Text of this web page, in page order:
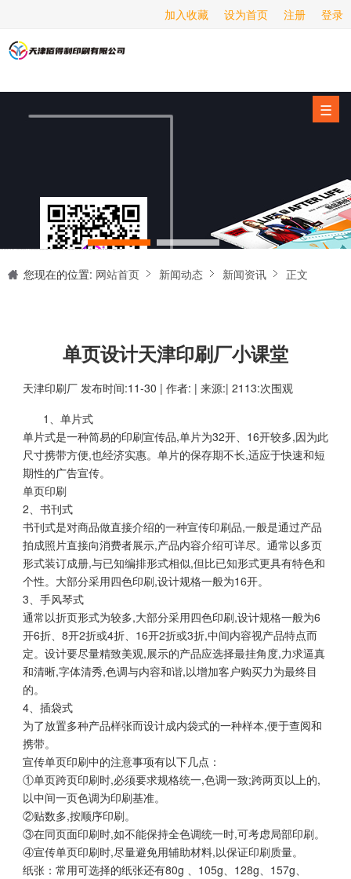
登录
注册
设为首页
加入收藏
☰
海报印刷
服务项目
新闻动态
关于我们
联系我们
您现在的位置: 网站首页 新闻动态 新闻资讯 正文
单页设计天津印刷厂小课堂
天津印刷厂 发布时间:11-30 | 作者: | 来源:| 2113:次围观
1、单片式
单片式是一种简易的印刷宣传品,单片为32开、16开较多,因为此
尺寸携带方便,也经济实惠。单片的保存期不长,适应于快速和短
期性的广告宣传。
单页印刷
2、书刊式
书刊式是对商品做直接介绍的一种宣传印刷品,一般是通过产品
拍成照片直接向消费者展示,产品内容介绍可详尽。通常以多页
形式装订成册,与已知编排形式相似,但比已知形式更具有特色和
个性。大部分采用四色印刷,设计规格一般为16开。
3、手风琴式
通常以折页形式为较多,大部分采用四色印刷,设计规格一般为6
开6折、8开2折或4折、16开2折或3折,中间内容视产品特点而
定。设计要尽量精致美观,展示的产品应选择最挂角度,力求逼真
和清晰,字体清秀,色调与内容和谐,以增加客户购买力为最终目
的。
4、插袋式
为了放置多种产品样张而设计成内袋式的一种样本,便于查阅和
携带。
宣传单页印刷中的注意事项有以下几点：
①单页跨页印刷时,必须要求规格统一,色调一致;跨两页以上的,
以中间一页色调为印刷基准。
②贴数多,按顺序印刷。
③在同页面印刷时,如不能保持全色调统一时,可考虑局部印刷。
④宣传单页印刷时,尽量避免用辅助材料,以保证印刷质量。
纸张：常用可选择的纸张还有80g 、105g、128g、157g、